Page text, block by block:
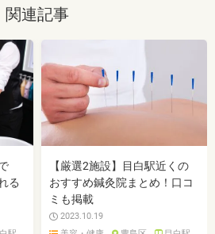
関連記事
る
【厳選2施設】目白駅近くの
おすすめ鍼灸院まとめ！口コ
ミも掲載
2023.10.19